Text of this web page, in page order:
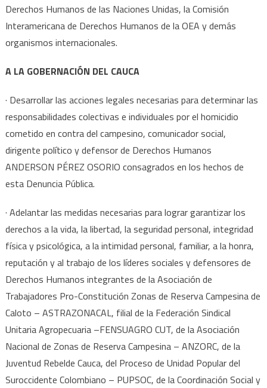
Derechos Humanos de las Naciones Unidas, la Comisión
Interamericana de Derechos Humanos de la OEA y demás
organismos internacionales.
A LA GOBERNACIÓN DEL CAUCA
· Desarrollar las acciones legales necesarias para determinar las
responsabilidades colectivas e individuales por el homicidio
cometido en contra del campesino, comunicador social,
dirigente político y defensor de Derechos Humanos
ANDERSON PÉREZ OSORIO consagrados en los hechos de
esta Denuncia Pública.
· Adelantar las medidas necesarias para lograr garantizar los
derechos a la vida, la libertad, la seguridad personal, integridad
física y psicológica, a la intimidad personal, familiar, a la honra,
reputación y al trabajo de los líderes sociales y defensores de
Derechos Humanos integrantes de la Asociación de
Trabajadores Pro-Constitución Zonas de Reserva Campesina de
Caloto – ASTRAZONACAL, filial de la Federación Sindical
Unitaria Agropecuaria –FENSUAGRO CUT, de la Asociación
Nacional de Zonas de Reserva Campesina – ANZORC, de la
Juventud Rebelde Cauca, del Proceso de Unidad Popular del
Suroccidente Colombiano – PUPSOC, de la Coordinación Social y